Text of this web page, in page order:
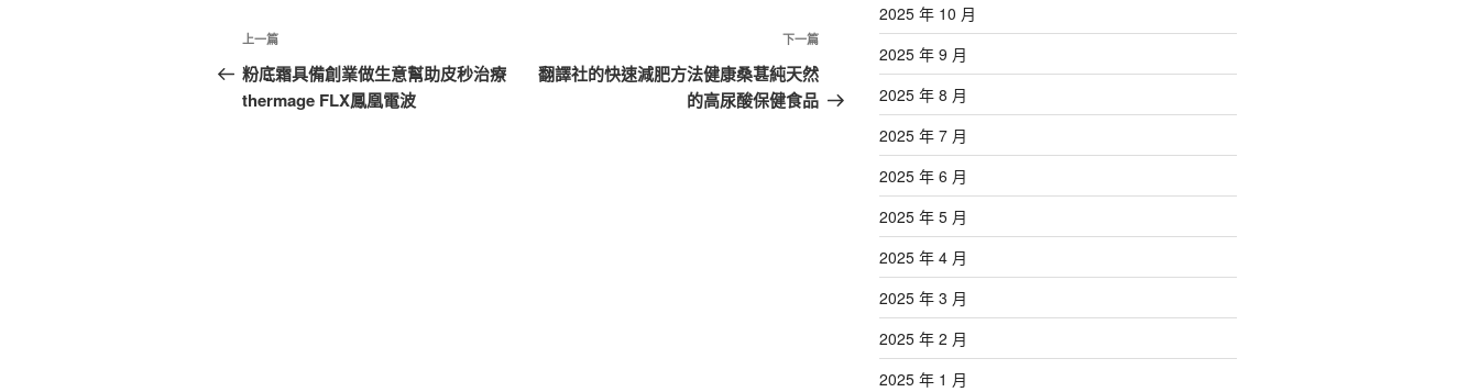
文
章
導
上
一
篇
上一篇
粉底霜具備創業做生意幫助皮秒治療
thermage FLX鳳凰電波
下
一
篇
下一篇
翻譯社的快速減肥方法健康桑葚純天然
的高尿酸保健食品
2025 年 10 月
2025 年 9 月
2025 年 8 月
2025 年 7 月
2025 年 6 月
2025 年 5 月
2025 年 4 月
2025 年 3 月
2025 年 2 月
2025 年 1 月